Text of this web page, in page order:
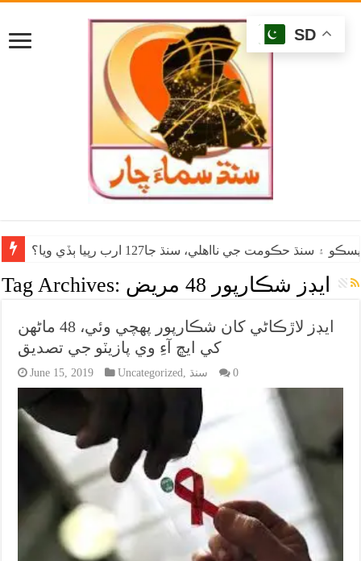
۽ سنڌ حڪومت جي نااهلي، سنڌ جا127 ارب رپيا ٻڏي ويا؟
Tag Archives: ايڊز شڪارپور 48 مريض
ايڊز لاڙڪاڻي کان شڪارپور پهچي وئي، 48 ماڻهن
کي ايڇ آءِ وي پازيٽو جي تصديق
June 15, 2019 Uncategorized, سنڌ 0
SD